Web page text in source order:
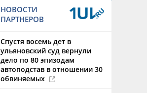
НОВОСТИ
ПАРТНЕРОВ
Спустя восемь дет в
ульяновский суд вернули
дело по 80 эпизодам
автоподстав в отношении 30
обвиняемых